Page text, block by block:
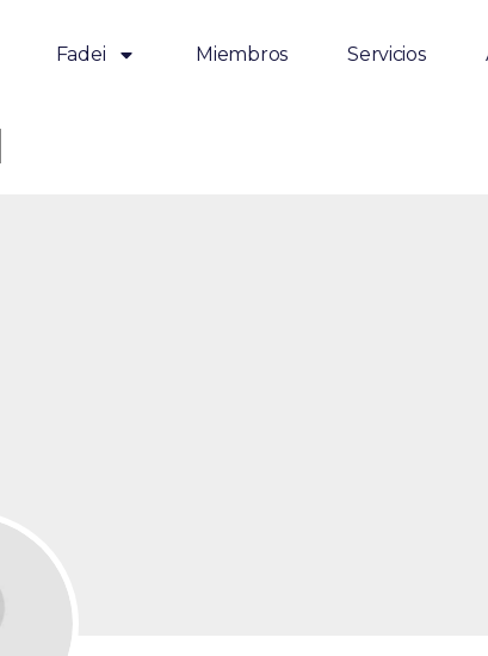
Fadei Miembros Servicios